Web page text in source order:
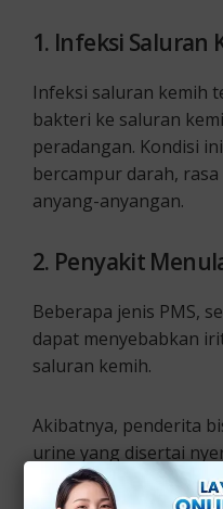
1. Infeksi Saluran
Infeksi saluran kemih
bakteri ke saluran
peradangan. Kondisi
bercampur darah,
anyang-anyangan.
2. Penyakit
Beberapa jenis PMS,
dapat menyebabkan
saluran kemih.
Akibatnya, penderita
urine yang disertai
abnormal dari area